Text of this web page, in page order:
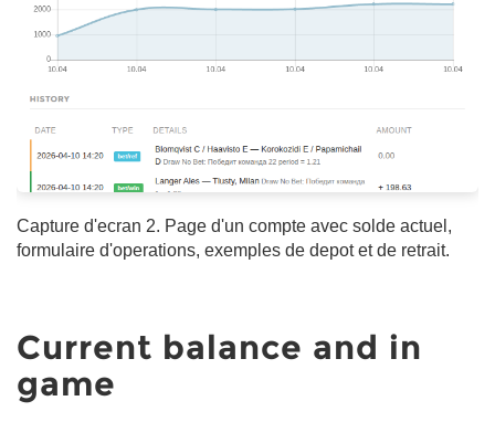
Capture d'ecran 2. Page d'un compte avec solde actuel,
formulaire d'operations, exemples de depot et de retrait.
Current balance and in
game